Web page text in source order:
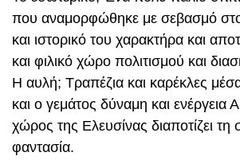
που αναμορφώθηκε με σεβασμό
και ιστορικό του χαρακτήρα και
και φιλικό χώρο πολιτισμού και
Η αυλή; Τραπέζια και καρέκλες
και ο γεμάτος δύναμη και ενέργεια
χώρος της Ελευσίνας διαποτίζει τη
φαντασία.